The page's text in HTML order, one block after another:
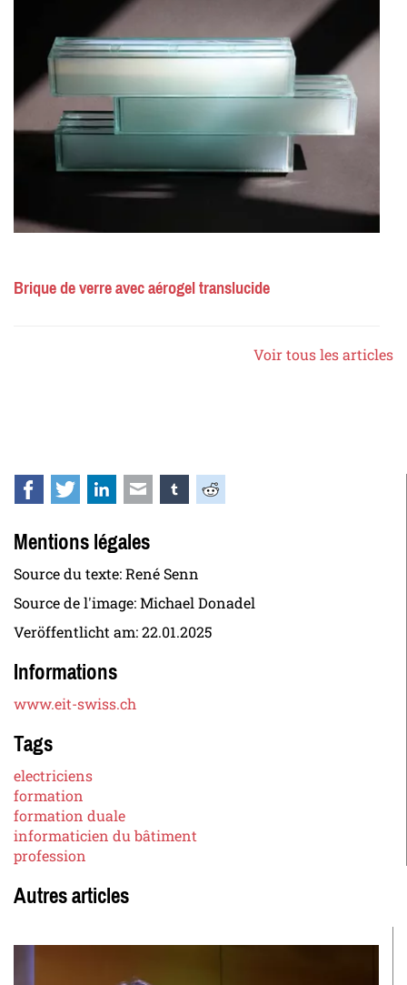
Brique de verre avec aérogel translucide
Voir tous les articles
Facebook
TwitterLinkedInE-mail tumblrReddit
Mentions légales
Source du texte: René Senn
Source de l'image: Michael Donadel
Veröffentlicht am:22.01.2025
Informations
www.eit-swiss.ch
Tags
electriciens
formation
formation duale
informaticien du bâtiment
profession
Autres articles